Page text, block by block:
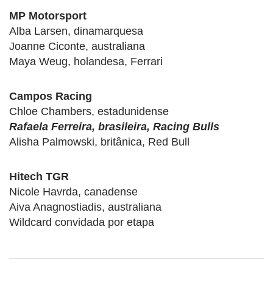
MP Motorsport
Alba Larsen, dinamarquesa
Joanne Ciconte, australiana
Maya Weug, holandesa, Ferrari
Campos Racing
Chloe Chambers, estadunidense
Rafaela Ferreira, brasileira, Racing Bulls
Alisha Palmowski, britânica, Red Bull
Hitech TGR
Nicole Havrda, canadense
Aiva Anagnostiadis, australiana
Wildcard convidada por etapa